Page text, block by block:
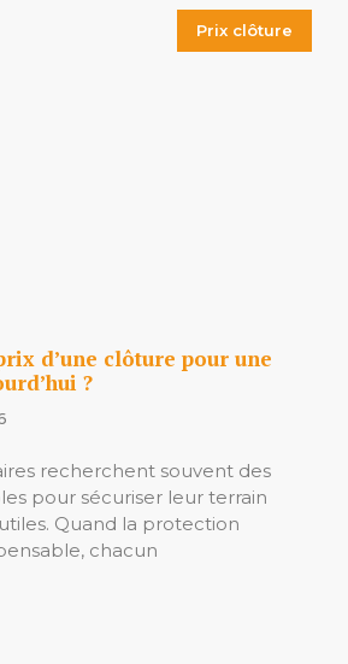
Prix clôture
d’une clôture pour une
?
recherchent souvent des
pour sécuriser leur terrain
Quand la protection
chacun